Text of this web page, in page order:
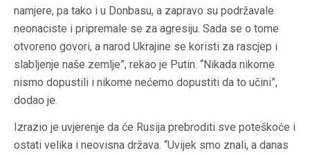
namjere, pa tako i u Donbasu, a zapravo su podržavale
neonaciste i pripremale se za agresiju. Sada se o tome
otvoreno govori, a narod Ukrajine se koristi za rascjep i
slabljenje naše zemlje”, rekao je Putin. “Nikada nikome
nismo dopustili i nikome nećemo dopustiti da to učini”,
dodao je.
Izrazio je uvjerenje da će Rusija prebroditi sve poteškoće i
ostati velika i neovisna država. “Uvijek smo znali, a danas